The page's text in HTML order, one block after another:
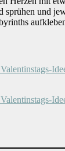
sprühen und